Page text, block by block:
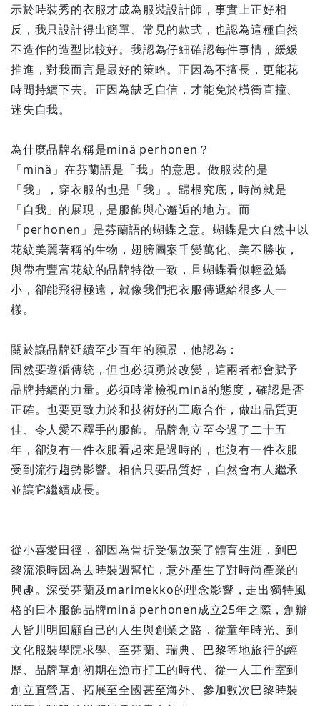
示於時裝秀的衣服才成為服裝設計師，事實上正好相
反，我只設計得出簡單、常見的款式，也認為這種自然
不造作的造型比較好。我認為仔細確認每件事情，緩緩
推進，對我而言是最好的策略。正因為不擅長，更能花
時間持續下去。正因為缺乏自信，才能免於橫衝直撞、
迷失自我。
為什麼品牌名稱是minä perhonen？
「minä」在芬蘭語是「我」的意思。做服裝的是
「我」，穿衣服的也是「我」。歸根究底，時尚就是
「自我」的展現，是服飾與心邂逅的地方。而
「perhonen」是芬蘭語的蝴蝶之意。蝴蝶是大自然中以
花紋美麗著稱的生物，翅膀圖案千變萬化、美不勝收，
與帶有豐富花紋的品牌特徵一致，且蝴蝶看似輕盈嬌
小，卻能飛得極遠，就像我們把衣服傳遞給很多人一
樣。
關於讓品牌延續至少百年的願景，他認為：
固然要遵循傳統，但也必須勇於改變，這兩者都會賦予
品牌持續的力量。必須時常檢視minä的態度，確認是否
正確。也要更致力於和技術好的工廠合作，做出品質更
佳、令人愛不釋手的服飾。品牌創立至今過了二十五
年，卻沒有一件衣服看起來是過時的，也沒有一件衣服
受到流行趨勢影響。相信只要品質好，自然會有人繼承
並讓它繼續成長。
從小喜愛田徑，卻因為骨折受傷放棄了體育生涯，到巴
黎流浪時因為去時裝週幫忙，意外產生了對時尚產業的
興趣。深受芬蘭及marimekko的理念影響，走出獨特風
格的日本服飾品牌minä perhonen成立25年之際，創辦
人皆川明回顧自己的人生與創業之路，從童年時光、到
文化服裝學院求學、至芬蘭、瑞典、巴黎等地旅行的經
歷、品牌草創初期在漁市打工的時代、從一人工作室到
創立直營店、拓展至全國甚至海外、參加數次巴黎時裝